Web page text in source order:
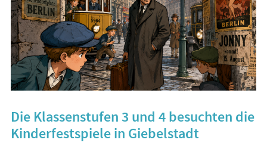
Die Klassenstufen 3 und 4 besuchten die
Kinderfestspiele in Giebelstadt